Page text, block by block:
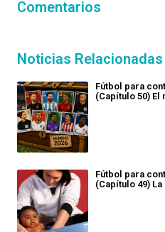
Comentarios
Noticias Relacionadas
Fútbol para
(Capítulo 50) El
Fútbol para
(Capítulo 49)